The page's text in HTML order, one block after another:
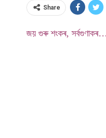
Share
জয় গুৰু শংকৰ,